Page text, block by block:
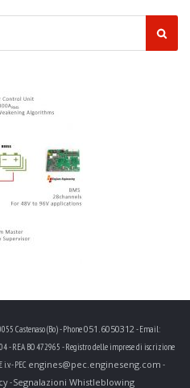
Castenaso (Bo) - Phone051.6050312- Email:
- REA BO 472965 - Registro delle imprese di iscrizione
- PEC engines@pec.engineseng.com -
-Segnalazioni Whistleblowing